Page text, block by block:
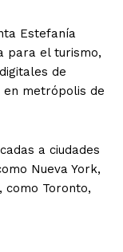
Estefanía
para el turismo,
de
metrópolis de
a ciudades
Nueva York,
como Toronto,